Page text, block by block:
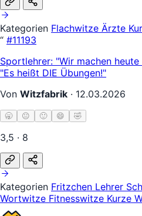
Kategorien Flachwitze Ärzte
“ #11193
Sportlehrer: "Wir machen
"Es heißt DIE Übungen!"
Von Witzfabrik · 12.03.2026
🥱 😐 🙂 😄 🤣
3,5 · 8
Kategorien Fritzchen Lehrer
Wortwitze Fitnesswitze Kurze